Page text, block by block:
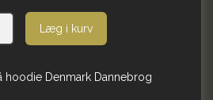
Læg i kurv
hoodie Denmark Dannebrog